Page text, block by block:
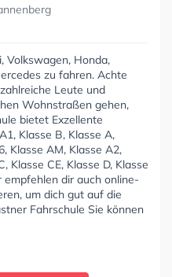
Volkswagen, Honda,
zu fahren. Achte
Leute und
Wohnstraßen gehen,
bietet Exzellente
Klasse B, Klasse A,
Klasse AM, Klasse A2,
Klasse CE, Klasse D, Klasse
dir auch online-
um dich gut auf die
Fahrschule Sie können